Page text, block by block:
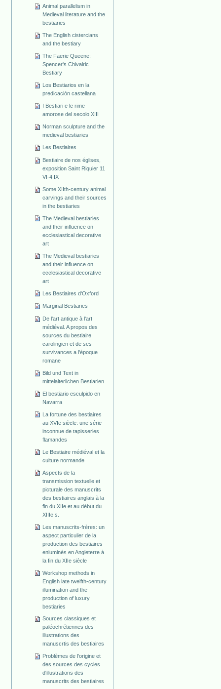
Animal parallelism in
Medieval literature and the
bestiaries
The English cistercians
and the bestiary
The Faerie Queene:
Spencer's Chivalric
Bestiary
Los Bestiarios en la
predicación castellana
I Bestiari e le rime
amorose del secolo XIII
Norman sculpture and the
medieval bestiaries
Les Bestiaires
Bestiaire de nos églises,
exposition Saint Riquier 11
VI-4 IX
Some XIIth-century animal
carvings and their sources
in the bestiaries
The Medieval bestiaries
and their influence on
ecclesiastical decorative
art
The Medieval bestiaries
and their influence on
ecclesiastical decorative
art
Les Bestiaires d'Oxford
Marginal Bestiaries
De l'art antique à l'art
médiéval. A propos des
sources du bestiaire
carolingien et de ses
survivances a l'époque
romane
Bild und Text in
mittelalterlichen Bestiarien
El bestiario esculpido en
Navarra
La fortune des bestiaires
au XVIe siècle: une série
inconnue de tapisseries
flamandes
Le Bestiaire médiéval et la
culture normande
Aspects de la
transmission textuelle et
picturale des manuscrits
des bestiaires anglais à la
fin du XIIe et au début du
XIIIe s.
Les manuscrits-frères: un
aspect particulier de la
production des bestiaires
enluminés en Angleterre à
la fin du XIIe siècle
Workshop methods in
English late twelfth-century
illumination and the
production of luxury
bestiaries
Sources classiques et
paléochrétiennes des
illustrations des
manuscrtis des bestiaires
Problèmes de l'origine et
des sources des cycles
d'illustrations des
manuscrits des bestiaires